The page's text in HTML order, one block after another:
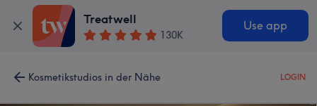
Treatwell
130K
Use app
Kosmetikstudios in der Nähe LOGIN